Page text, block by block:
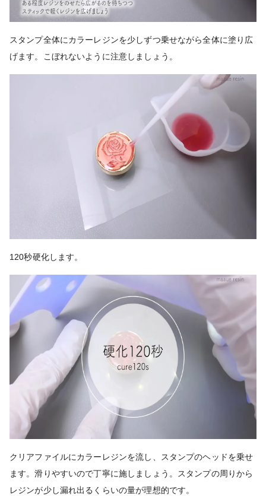
スタンプ全体にカラーレジンを少しずつ乗せながら全体に塗り広
げます。こぼれないように注意しましょう。
120秒硬化します。
クリアファイルにカラーレジンを流し、スタンプのヘッドを乗せ
ます。滑りやすいので丁寧に施しましょう。スタンプの周りから
レジンが少し漏れ出るくらいの量が理想的です。